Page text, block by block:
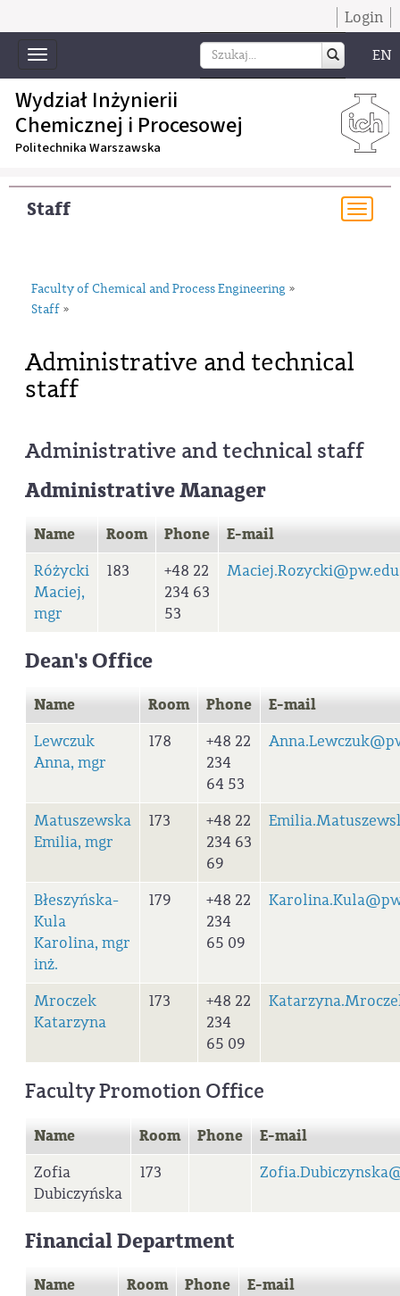
Login
Toggle
navigation
EN
Wydział Inżynierii
Chemicznej i Procesowej
Politechnika Warszawska
Staff
Faculty of Chemical and Process Engineering »
Staff »
Administrative and technical
staff
Administrative and technical staff
Administrative Manager
Name Room Phone
E-mail
Różycki
Maciej,
mgr
183
+48 22
234 63
53
Dean's Office
Name Room Phone
E-mail
Lewczuk
Anna, mgr
178
+48 22
234
64 53
Matuszewska
Emilia, mgr
173
+48 22
234 63
69
Błeszyńska-
Kula
Karolina, mgr
inż.
179
+48 22
234
65 09
Mroczek
Katarzyna
173
+48 22
234
65 09
Faculty Promotion Office
Name Room Phone
E-mail
Zofia
Dubiczyńska
173
Financial Department
Name Room Phone
E-mail